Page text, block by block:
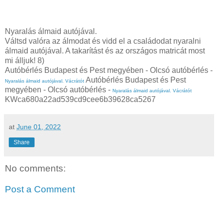
Nyaralás álmaid autójával.
Váltsd valóra az álmodat és vidd el a családodat nyaralni
álmaid autójával. A takarítást és az országos matricát most
mi álljuk! 8)
Autóbérlés Budapest és Pest megyében - Olcsó autóbérlés -
Nyaralás álmaid autójával. Vácrátót Autóbérlés Budapest és Pest
megyében - Olcsó autóbérlés - Nyaralás álmaid autójával. Vácrátót
KWca680a22ad539cd9cee6b39628ca5267
at June 01, 2022
Share
No comments:
Post a Comment